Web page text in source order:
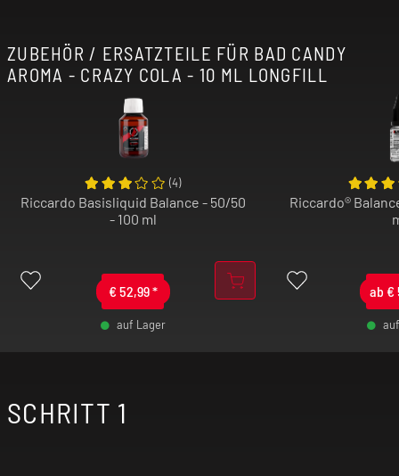
ZUBEHÖR / ERSATZTEILE FÜR BAD CANDY
AROMA - CRAZY COLA - 10 ML LONGFILL
€ 52,99*
auf Lager
(4)
Riccardo Basisliquid Balance - 50/50
- 100 ml
ab €
Riccardo®
SCHRITT 1